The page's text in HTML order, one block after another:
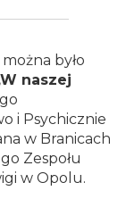
było
naszej
i Psychicznie
w Branicach
Zespołu
w Opolu.